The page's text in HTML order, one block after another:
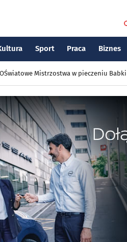
Sport Praca Biznes
Światowe Mistrzostwa w pieczeniu